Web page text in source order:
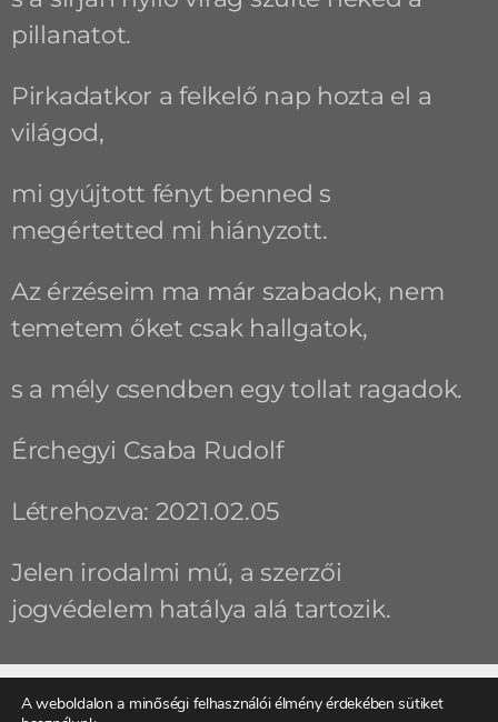
pillanatot.
Pirkadatkor a felkelő nap hozta el a
világod,
mi gyújtott fényt benned s
megértetted mi hiányzott.
Az érzéseim ma már szabadok, nem
temetem őket csak hallgatok,
s a mély csendben egy tollat ragadok.
Érchegyi Csaba Rudolf
Létrehozva: 2021.02.05
Jelen irodalmi mű, a szerzői
jogvédelem hatálya alá tartozik.
A weboldalon a minőségi felhasználói élmény érdekében sütiket